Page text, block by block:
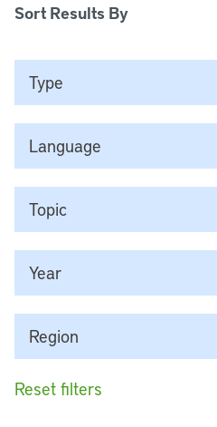
Sort Results By
Type
Language
Topic
Year
Region
Reset filters